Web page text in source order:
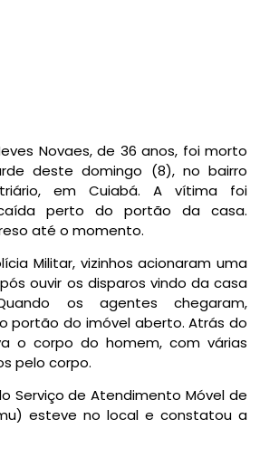
Novaes, de 36 anos, foi morto
deste domingo (8), no bairro
em Cuiabá. A vítima foi
perto do portão da casa.
até o momento.
Militar, vizinhos acionaram uma
ouvir os disparos vindo da casa
os agentes chegaram,
portão do imóvel aberto. Atrás do
o corpo do homem, com várias
pelo corpo.
Serviço de Atendimento Móvel de
esteve no local e constatou a